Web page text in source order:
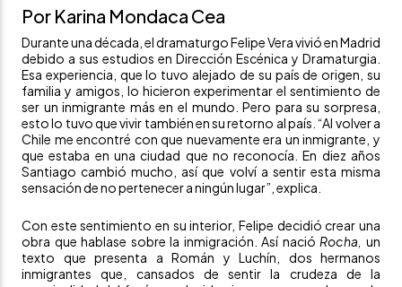
Por Karina Mondaca Cea
Durante una década, el dramaturgo Felipe Vera vivió en Madrid
debido a sus estudios en Dirección Escénica y Dramaturgia.
Esa experiencia, que lo tuvo alejado de su país de origen, su
familia y amigos, lo hicieron experimentar el sentimiento de
ser un inmigrante más en el mundo. Pero para su sorpresa,
esto lo tuvo que vivir también en su retorno al país. “Al volver a
Chile me encontré con que nuevamente era un inmigrante, y
que estaba en una ciudad que no reconocía. En diez años
Santiago cambió mucho, así que volví a sentir esta misma
sensación de no pertenecer a ningún lugar”, explica.
Con este sentimiento en su interior, Felipe decidió crear una
obra que hablase sobre la inmigración. Así nació Rocha un
texto que presenta a Román y Luchín, dos hermanos
inmigrantes que, cansados de sentir la crudeza de la